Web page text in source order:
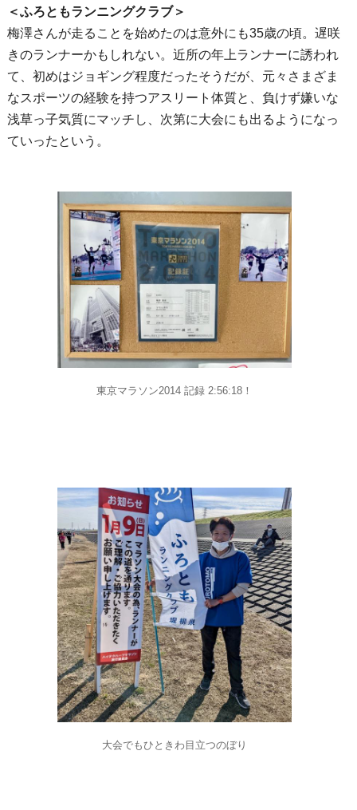
＜ふろともランニングクラブ＞
梅澤さんが走ることを始めたのは意外にも35歳の頃。遅咲
きのランナーかもしれない。近所の年上ランナーに誘われ
て、初めはジョギング程度だったそうだが、元々さまざま
なスポーツの経験を持つアスリート体質と、負けず嫌いな
浅草っ子気質にマッチし、次第に大会にも出るようになっ
ていったという。
東京マラソン2014 記録 2:56:18！
大会でもひときわ目立つのぼり